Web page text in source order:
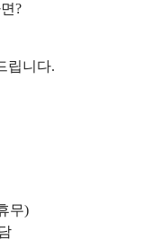
?
립니다.
무)